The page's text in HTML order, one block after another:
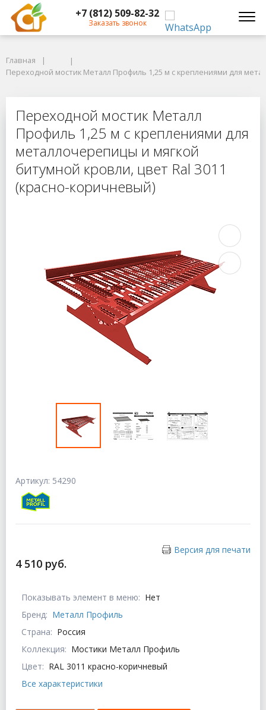
+7 (812) 509-82-32
Заказать звонок
Переходной мостик Металл Профиль 1,25 м с креплениями для
Переходной мостик Металл
Главная
Переходной мостик Металл Профиль 1,25 м с креплениями для
Переходной мостик Металл
Профиль 1,25 м с креплениями для
металлочерепицы и мягкой
битумной кровли, цвет Ral 3011
(красно-коричневый)
Артикул: 54290
Версия для печати
4 510 руб.
Показывать элемент в меню: Нет
Бренд: Металл Профиль
Страна: Россия
Коллекция: Мостики Металл Профиль
Цвет: RAL 3011 красно-коричневый
Все характеристики